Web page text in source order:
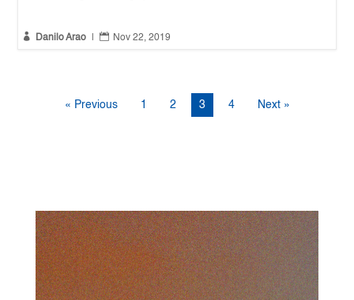
 Danilo Arao  Nov 22, 2019
« Previous 1 2 3 4 Next »